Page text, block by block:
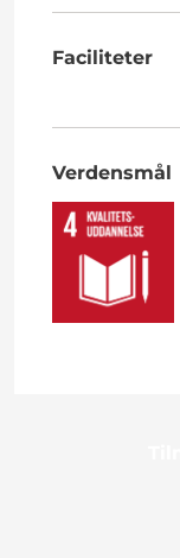
Faciliteter
Verdensmål